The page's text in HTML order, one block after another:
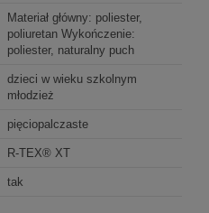
Materiał główny: poliester,
poliuretan Wykończenie:
poliester, naturalny puch
dzieci w wieku szkolnym
młodzież
pięciopalczaste
R-TEX® XT
tak